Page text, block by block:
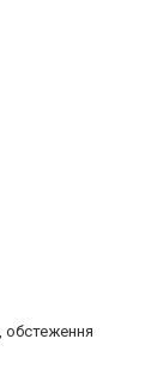
обстеження